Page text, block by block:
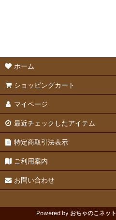
給水ボトル
ホーム
ショッピングカート
マイページ
最近チェックしたアイテム
特定商取引法表示
ご利用案内
お問い合わせ
Powered by おちゃのこネット